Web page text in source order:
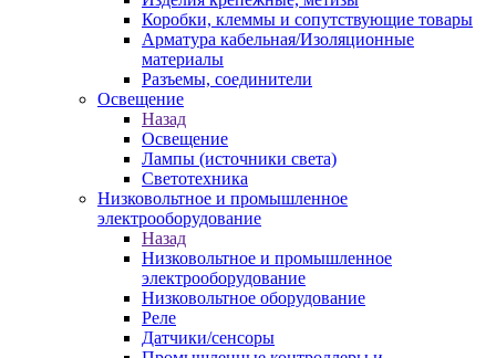
Коробки, клеммы и сопутствующие товары
Арматура кабельная/Изоляционные
материалы
Разъемы, соединители
Освещение
Назад
Освещение
Лампы (источники света)
Светотехника
Низковольтное и промышленное
электрооборудование
Назад
Низковольтное и промышленное
электрооборудование
Низковольтное оборудование
Реле
Датчики/сенсоры